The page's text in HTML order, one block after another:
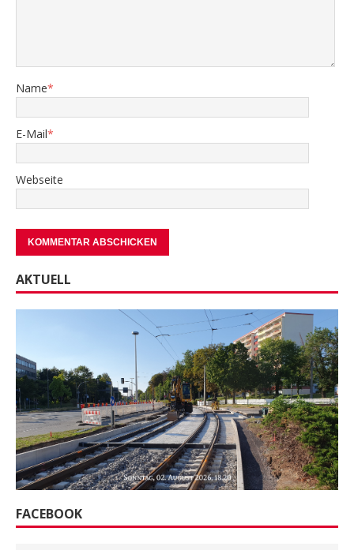
Name*
E-Mail*
Webseite
AKTUELL
FACEBOOK